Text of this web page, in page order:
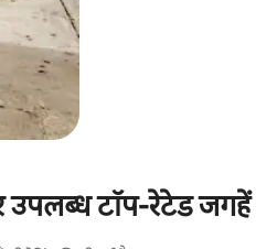
उपलब्ध टॉप-रेटेड जगहें